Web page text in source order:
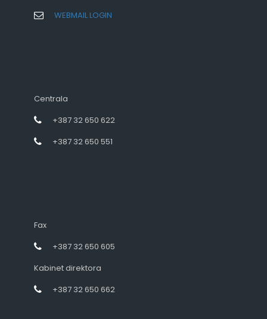
WEBMAIL LOGIN
Centrala
+387 32 650 622
+387 32 650 551
Fax
+387 32 650 605
Kabinet direktora
+387 32 650 662